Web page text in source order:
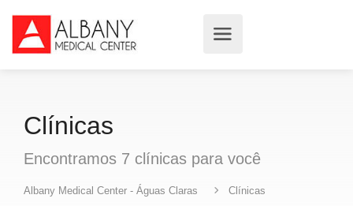
Clínicas
Encontramos 7 clínicas para você
Albany Medical Center - Águas Claras
Clínicas